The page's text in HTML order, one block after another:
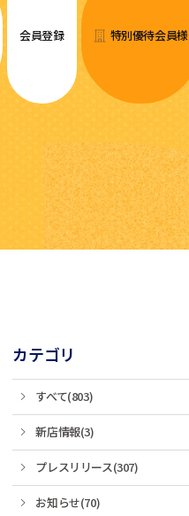
会員登録 特別優待会員様
カテゴリ
すべて(803)
新店情報(3)
プレスリリース(307)
お知らせ(70)